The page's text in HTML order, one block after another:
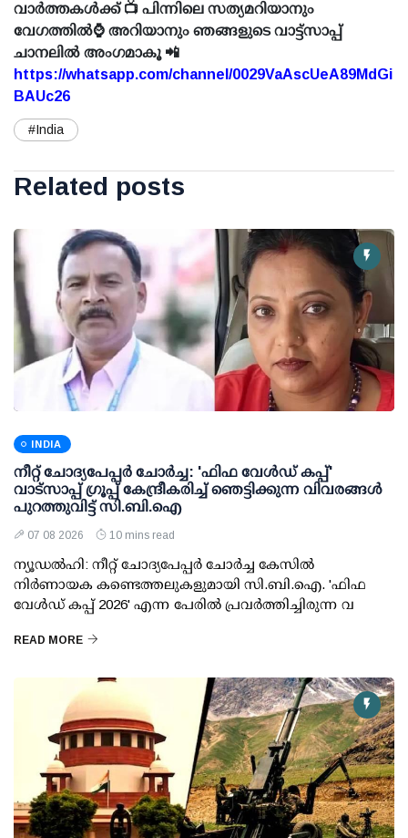
വാർത്തകൾക്ക് 📺 പിന്നിലെ സത്യമറിയാനും
വേഗത്തിൽ⌚ അറിയാനും ഞങ്ങളുടെ വാട്ട്സാപ്പ്
ചാനലിൽ അംഗമാകൂ 📲
https://whatsapp.com/channel/0029VaAscUeA89MdGi
BAUc26
#India
Related posts
INDIA
നീറ്റ് ചോദ്യപേപ്പര്‍ ചോര്‍ച്ച: 'ഫിഫ വേള്‍ഡ് കപ്പ്'
വാട്സാപ്പ് ഗ്രൂപ്പ് കേന്ദ്രീകരിച്ച് ഞെട്ടിക്കുന്ന വിവരങ്ങള്‍
പുറത്തുവിട്ട് സി.ബി.ഐ
07 08 2026 10 mins read
ന്യൂഡല്‍ഹി: നീറ്റ് ചോദ്യപേപ്പര്‍ ചോര്‍ച്ച കേസില്‍
നിര്‍ണായക കണ്ടെത്തലുകളുമായി സി.ബി.ഐ. 'ഫിഫ
വേള്‍ഡ് കപ്പ് 2026' എന്ന പേരില്‍ പ്രവര്‍ത്തിച്ചിരുന്ന വ
READ MORE